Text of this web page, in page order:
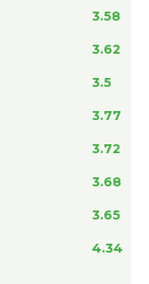
3.58
3.62
3.5
3.77
3.72
3.68
3.65
4.34